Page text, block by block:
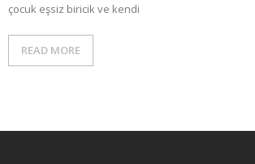
çocuk eşsiz biricik ve kendi
READ MORE